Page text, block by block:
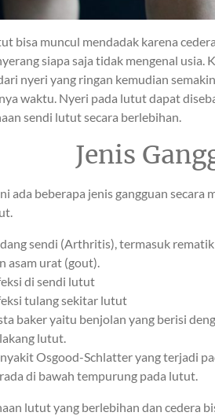
bisa muncul mendadak karena
siapa saja tidak mengenal
nyeri yang ringan kemudian
waktu. Nyeri pada lutut dapat
sendi lutut secara berlebihan.
Jenis
ada beberapa jenis gangguan secara
sendi (Arthritis), termasuk
asam urat (gout).
di sendi lutut
tulang sekitar lutut
baker yaitu benjolan yang berisi
lutut.
Osgood-Schlatter yang terjadi
di bawah tempurung pada lutut.
lutut yang berlebihan dan cedera